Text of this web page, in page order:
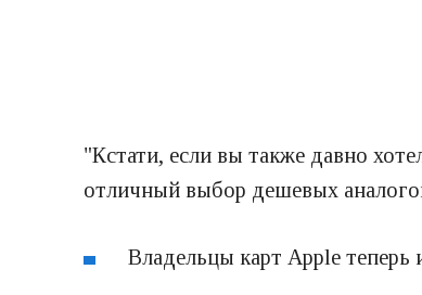
"Кстати, если вы также давно
отличный выбор дешевых
Владельцы карт Apple